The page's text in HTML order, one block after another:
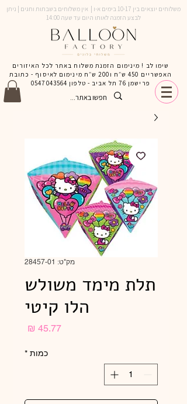
משלוחים יוצאים בין 10-17 בימים א-ו | אין משלוחים בשבתות וחגים | ניתן
לבצע הזמנה לאותו היום עד שעה 14:00
שימו לב ! מינימום הזמנת משלוח באתר לכל האיזורים
האפשריים 450 ש״ח ו200 ש״ח מינימום לאיסוף - כתובת
פרישמן 76 תל אביב - טלפון
0547043564
מק"ט: 28457-01
תלת מימד משולש
הלו קיטי
כמות *